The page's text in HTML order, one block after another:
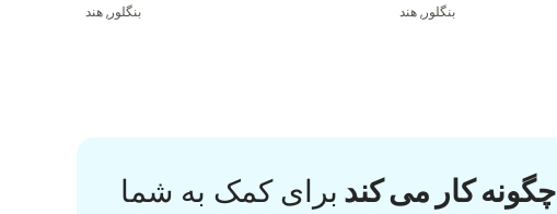
بنگلور,هند بنگلور,هند
چگونه کار می کند برای کمک به شما